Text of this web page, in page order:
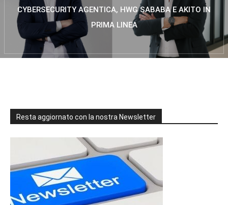
CYBERSECURITY AGENTICA, HWG SABABA E AKITO IN
PRIMA LINEA
Resta aggiornato con la nostra Newsletter